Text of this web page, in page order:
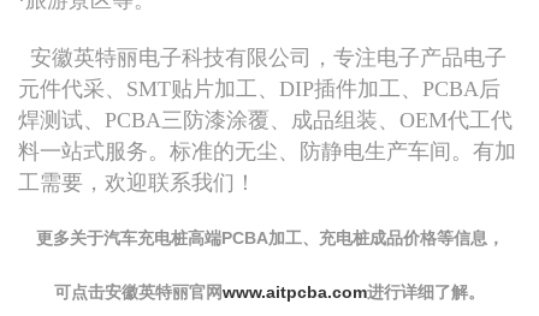
安徽英特丽电子科技有限公司，专注电子产品电子
元件代采、SMT贴片加工、DIP插件加工、PCBA后
焊测试、PCBA三防漆涂覆、成品组装、OEM代工代
料一站式服务。标准的无尘、防静电生产车间。有加
工需要，欢迎联系我们！
更多关于汽车充电桩高端PCBA加工、充电桩成品价格等信息，
可点击安徽英特丽官网www.aitpcba.com进行详细了解。